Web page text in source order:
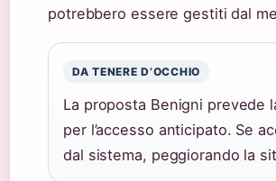
potrebbero essere gestiti dal
DA TENERE D’OCCHIO
La proposta Benigni prevede
per l’accesso anticipato. Se
dal sistema, peggiorando la